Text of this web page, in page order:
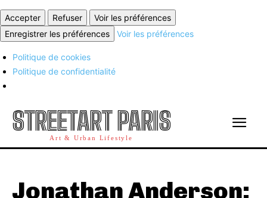
Accepter Refuser
Voir les préférences
Enregistrer les préférences
Voir les préférences
Politique de cookies
Politique de confidentialité
STREETART PARIS
Art & Urban Lifestyle
Jonathan Anderson: